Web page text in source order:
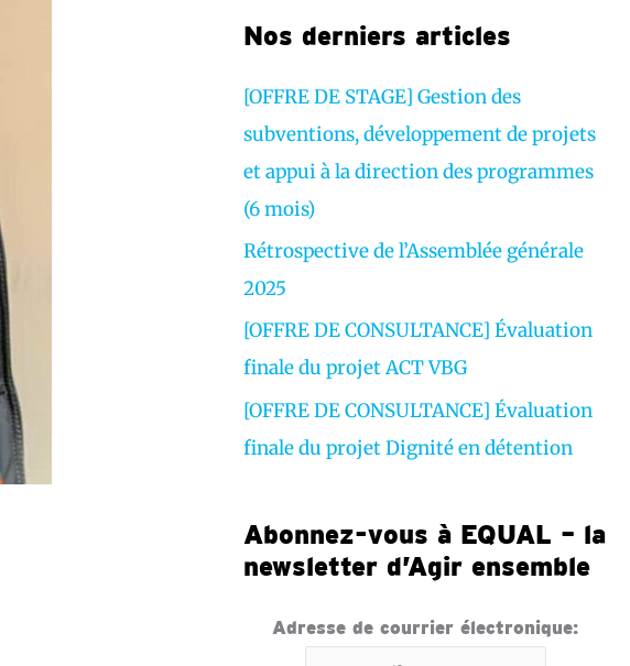
v
Nos derniers articles
[OFFRE DE STAGE] Gestion des
subventions, développement de projets
et appui à la direction des programmes
(6 mois)
Rétrospective de l’Assemblée générale
2025
[OFFRE DE CONSULTANCE] Évaluation
finale du projet ACT VBG
[OFFRE DE CONSULTANCE] Évaluation
finale du projet Dignité en détention
Abonnez-vous à EQUAL – la
newsletter d’Agir ensemble
Adresse de courrier électronique: